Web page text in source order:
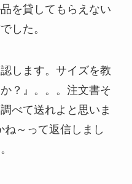
を貸してもらえない
した。
します。サイズを教
？』。。。注文書そ
べて送れよと思いま
ね～って返信しまし